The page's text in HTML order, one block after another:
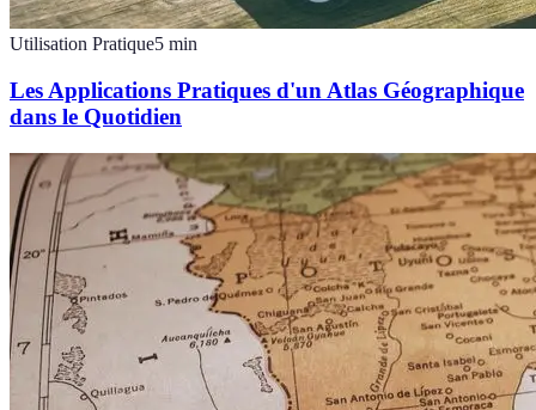
Utilisation Pratique5 min
Les Applications Pratiques d'un Atlas Géographique
dans le Quotidien